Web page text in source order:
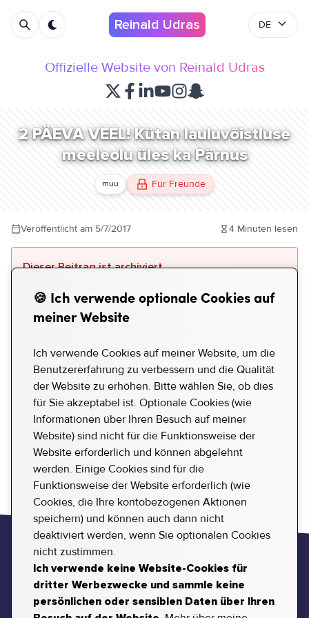
Reinald Udras DE
Offizielle Website von Reinald Udras
2 PÄEVA VEEL! Kütan lauluvõistluse
meeleolu üles ka Pärnus
muu Für Freunde
Veröffentlicht am 5/7/2017 4 Minuten lesen
Dieser Beitrag ist archiviert
Beiträge können nur von Freunden gelesen werden.
Dieser Beitrag ist nur für
Freunde.
Du musst dich anmelden, um den vollständigen
Beitrag zu lesen.
Reinald Udras
Nutzungsbedingungen Datenschutz & Cookies
🍪 Ich verwende optionale Cookies auf
meiner Website
Ich verwende Cookies auf meiner Website, um die
Benutzererfahrung zu verbessern und die Qualität
der Website zu erhöhen. Bitte wählen Sie, ob dies
für Sie akzeptabel ist. Optionale Cookies (wie
Informationen über Ihren Besuch auf meiner
Website) sind nicht für die Funktionsweise der
Website erforderlich und können abgelehnt
werden. Einige Cookies sind für die
Funktionsweise der Website erforderlich (wie
Cookies, die Ihre kontobezogenen Aktionen
speichern) und können auch dann nicht
deaktiviert werden, wenn Sie optionalen Cookies
nicht zustimmen.
Ich verwende keine Website-Cookies für
dritter Werbezwecke und sammle keine
persönlichen oder sensiblen Daten über Ihren